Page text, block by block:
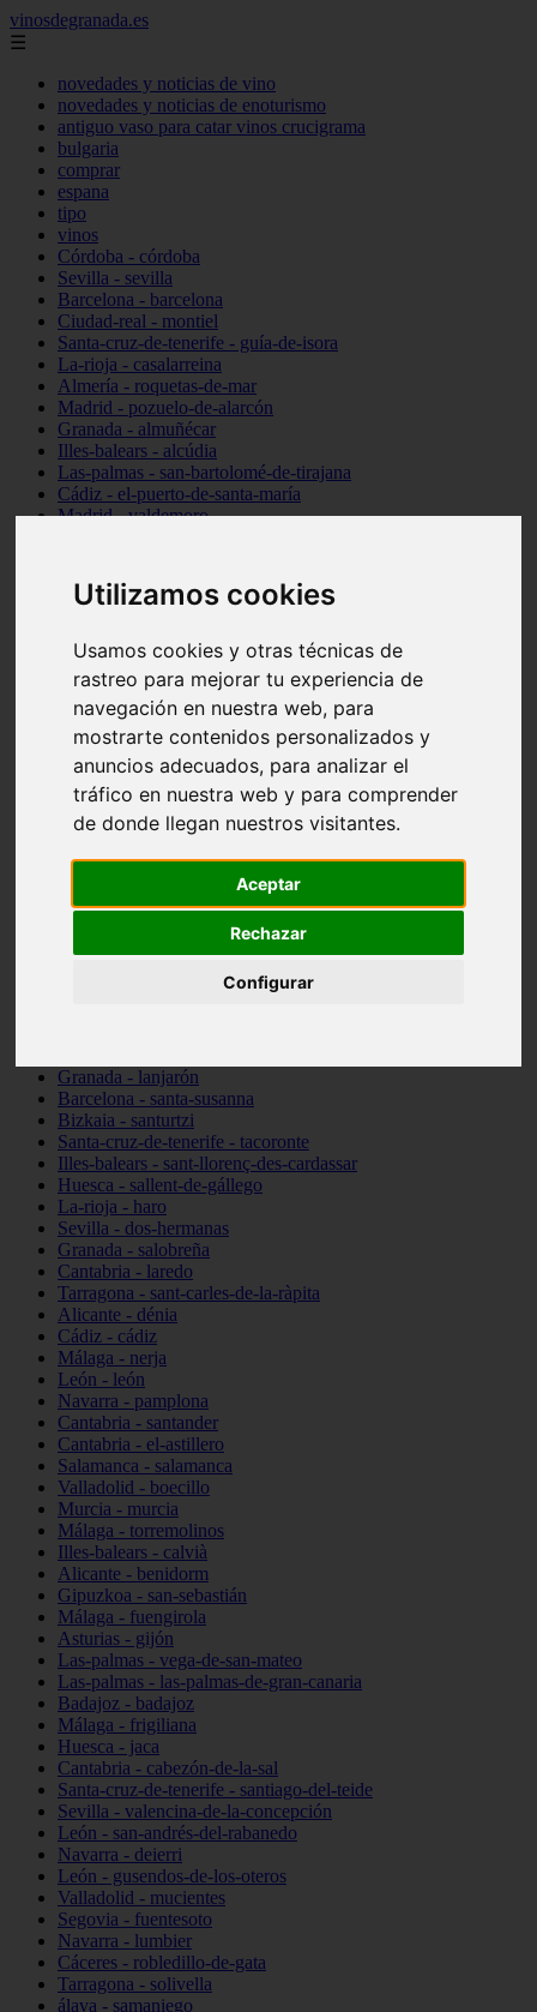
Utilizamos cookies
Usamos cookies y otras técnicas de
rastreo para mejorar tu experiencia de
navegación en nuestra web, para
mostrarte contenidos personalizados y
anuncios adecuados, para analizar el
tráfico en nuestra web y para comprender
de donde llegan nuestros visitantes.
Aceptar
Rechazar
Configurar
vinosdegranada.es
☰
novedades y noticias de vino
novedades y noticias de enoturismo
antiguo vaso para catar vinos crucigrama
bulgaria
comprar
espana
tipo
vinos
Córdoba - córdoba
Sevilla - sevilla
Barcelona - barcelona
Ciudad-real - montiel
Santa-cruz-de-tenerife - guía-de-isora
La-rioja - casalarreina
Almería - roquetas-de-mar
Madrid - pozuelo-de-alarcón
Granada - almuñécar
Illes-balears - alcúdia
Las-palmas - san-bartolomé-de-tirajana
Cádiz - el-puerto-de-santa-maría
Madrid - valdemoro
Cantabria - suances
Sevilla - bormujos
Málaga - júzcar
Huesca - alquézar
Huesca - castejón-de-sos
Lleida - alt-àneu
Córdoba - almedinilla
Navarra - zangoza
Cantabria - arenas-de-iguña
Barcelona - la-pobla-de-lillet
Murcia - cartagena
Madrid - nuevo-baztán
Granada - lanjarón
Barcelona - santa-susanna
Bizkaia - santurtzi
Santa-cruz-de-tenerife - tacoronte
Illes-balears - sant-llorenç-des-cardassar
Huesca - sallent-de-gállego
La-rioja - haro
Sevilla - dos-hermanas
Granada - salobreña
Cantabria - laredo
Tarragona - sant-carles-de-la-ràpita
Alicante - dénia
Cádiz - cádiz
Málaga - nerja
León - león
Navarra - pamplona
Cantabria - santander
Cantabria - el-astillero
Salamanca - salamanca
Valladolid - boecillo
Murcia - murcia
Málaga - torremolinos
Illes-balears - calvià
Alicante - benidorm
Gipuzkoa - san-sebastián
Málaga - fuengirola
Asturias - gijón
Las-palmas - vega-de-san-mateo
Las-palmas - las-palmas-de-gran-canaria
Badajoz - badajoz
Málaga - frigiliana
Huesca - jaca
Cantabria - cabezón-de-la-sal
Santa-cruz-de-tenerife - santiago-del-teide
Sevilla - valencina-de-la-concepción
León - san-andrés-del-rabanedo
Navarra - deierri
León - gusendos-de-los-oteros
Valladolid - mucientes
Segovia - fuentesoto
Navarra - lumbier
Cáceres - robledillo-de-gata
Tarragona - solivella
álava - samaniego